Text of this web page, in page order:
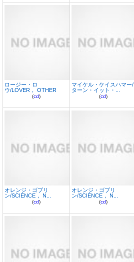
ロージー・ロ
ウ/LOVER， OTHER
(cd)
マイケル・ケイスハマー/
ターン・イット・...
(cd)
オレンジ・ゴブリ
ン/SCIENCE， N...
(cd)
オレンジ・ゴブリ
ン/SCIENCE， N...
(cd)